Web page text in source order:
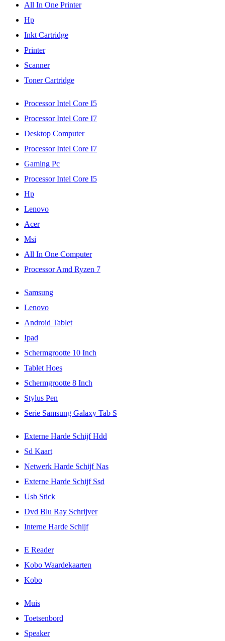
All In One Printer
Hp
Inkt Cartridge
Printer
Scanner
Toner Cartridge
Processor Intel Core I5
Processor Intel Core I7
Desktop Computer
Processor Intel Core I7
Gaming Pc
Processor Intel Core I5
Hp
Lenovo
Acer
Msi
All In One Computer
Processor Amd Ryzen 7
Samsung
Lenovo
Android Tablet
Ipad
Schermgrootte 10 Inch
Tablet Hoes
Schermgrootte 8 Inch
Stylus Pen
Serie Samsung Galaxy Tab S
Externe Harde Schijf Hdd
Sd Kaart
Netwerk Harde Schijf Nas
Externe Harde Schijf Ssd
Usb Stick
Dvd Blu Ray Schrijver
Interne Harde Schijf
E Reader
Kobo Waardekaarten
Kobo
Muis
Toetsenbord
Speaker